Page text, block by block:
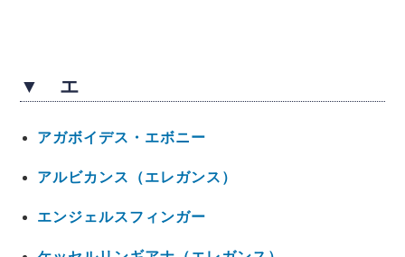
▼ エ
アガボイデス・エボニー
アルビカンス（エレガンス）
エンジェルスフィンガー